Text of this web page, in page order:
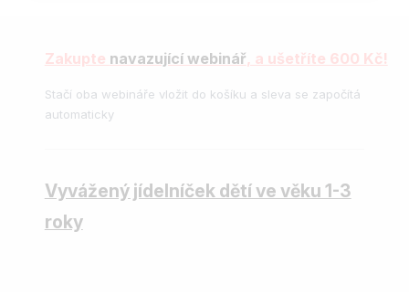
Zakupte navazující webinář, a ušetříte 600 Kč!
Stačí oba webináře vložit do košíku a sleva se započítá
automaticky
Vyvážený jídelníček dětí ve věku 1-3
roky